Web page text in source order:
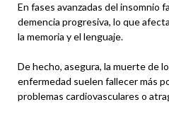
En fases avanzadas del insomnio
demencia progresiva, lo que
la memoria y el lenguaje.
De hecho, asegura, la muerte de
enfermedad suelen fallecer más
problemas cardiovasculares o